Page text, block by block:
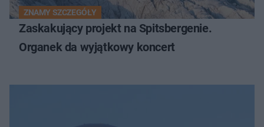
ZNAMY SZCZEGÓŁY
Zaskakujący projekt na Spitsbergenie.
Organek da wyjątkowy koncert